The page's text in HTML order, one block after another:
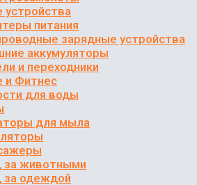
устройства
питания
зарядные устройства
аккумуляторы
и переходники
и Фитнес
для воды
для мыла
за животными
за одеждой